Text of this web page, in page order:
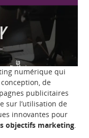
numérique qui
de
publicitaires
sur l’utilisation de
innovantes pour
objectifs marketing.